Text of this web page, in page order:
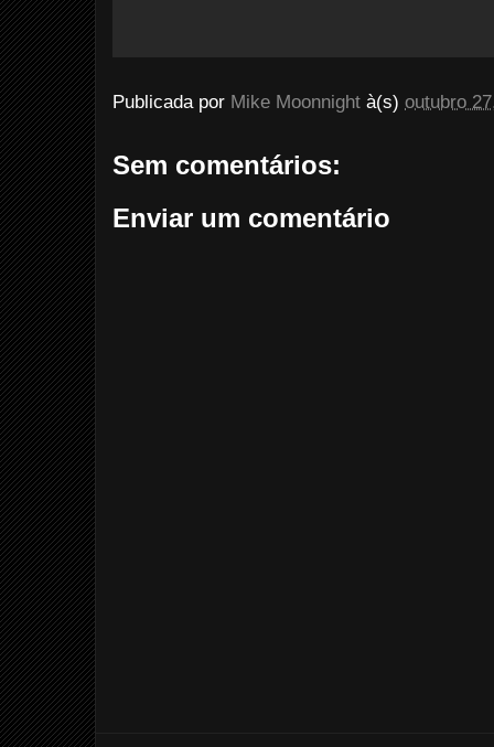
Publicada por Mike Moonnight à(s) outubro
Sem comentários:
Enviar um comentário